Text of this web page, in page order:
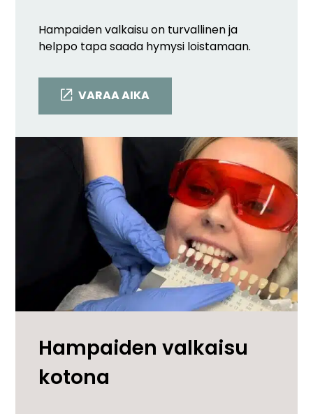
Hampaiden valkaisu on turvallinen ja
helppo tapa saada hymysi loistamaan.
VARAA AIKA
Hampaiden valkaisu
kotona